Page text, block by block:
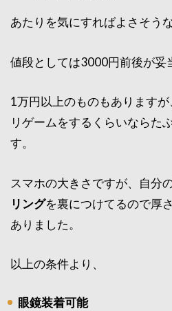
あたりを気にすればよさそう
値段としては3000円前後が妥
1万円以上のものもあります
リゲームをするくらいならた
す。
スマホの大きさですが、自分
リングを裏につけてるので厚
ありました。
以上の条件より、
眼鏡装着可能